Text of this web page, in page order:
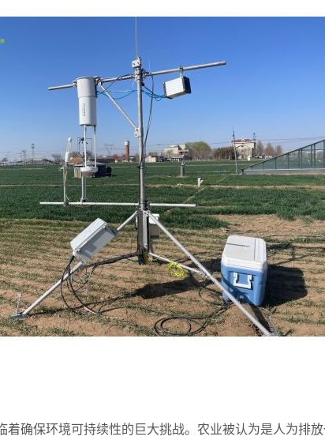
确保环境可持续性的巨大挑战。农业被认为是人为排